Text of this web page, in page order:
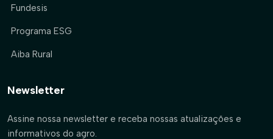
Fundesis
Programa ESG
Aiba Rural
Newsletter
Assine nossa newsletter e receba nossas atualizações e
informativos do agro.